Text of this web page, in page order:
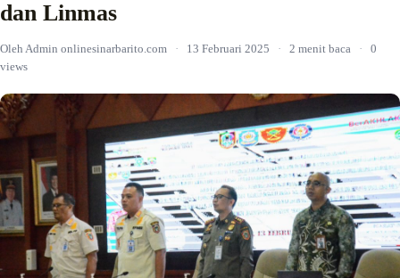
dan Linmas
Oleh Admin onlinesinarbarito.com · 13 Februari 2025 · 2 menit baca ·
0
views